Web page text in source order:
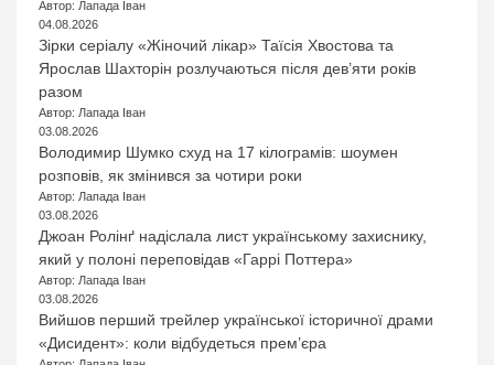
Автор: Лапада Іван
04.08.2026
Зірки серіалу «Жіночий лікар» Таїсія Хвостова та
Ярослав Шахторін розлучаються після дев’яти років
разом
Автор: Лапада Іван
03.08.2026
Володимир Шумко схуд на 17 кілограмів: шоумен
розповів, як змінився за чотири роки
Автор: Лапада Іван
03.08.2026
Джоан Ролінґ надіслала лист українському захиснику,
який у полоні переповідав «Гаррі Поттера»
Автор: Лапада Іван
03.08.2026
Вийшов перший трейлер української історичної драми
«Дисидент»: коли відбудеться прем’єра